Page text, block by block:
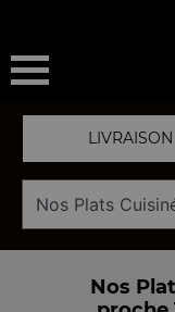
LIVRAISON
Nos